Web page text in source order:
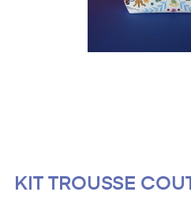
KIT TROUSSE